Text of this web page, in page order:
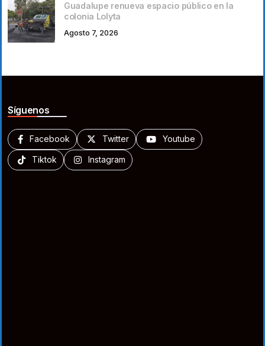
Guadalupe renueva espacio público en la
colonia Lolyta
Agosto 7, 2026
Síguenos
Facebook Twitter Youtube
Tiktok Instagram